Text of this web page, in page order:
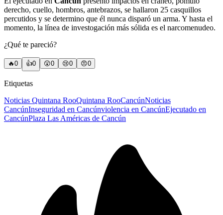
derecho, cuello, hombros, antebrazos, se hallaron 25 casquillos
percutidos y se determino que él nunca disparó un arma. Y hasta el
momento, la línea de investogación más sólida es el narcomenudeo.
¿Qué te pareció?
🔥0 👍0 😲0 😢0 😠0
Etiquetas
Noticias Quintana RooQuintana RooCancúnNoticias
CancúnInseguridad en Cancúnviolencia en CancúnEjecutado en
CancúnPlaza Las Américas de Cancún